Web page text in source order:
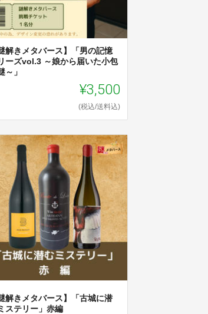
解きメタバース】「男の記憶
ーズvol.3 ～娘から届いた小包
～」
¥3,500
(税込/送料込)
解きメタバース】「古城に潜
ステリー」赤編